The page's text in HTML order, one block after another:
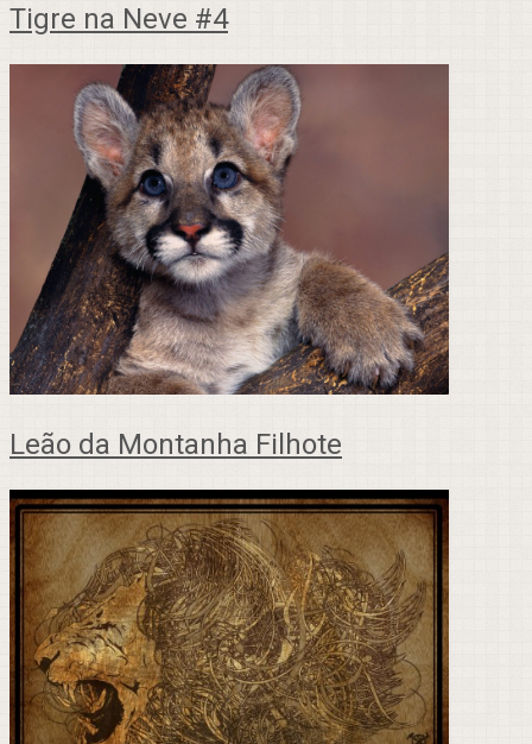
Tigre na Neve #4
Leão da Montanha Filhote